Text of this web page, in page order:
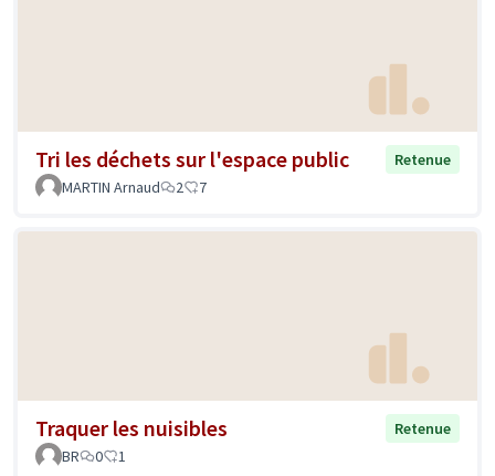
Tri les déchets sur l'espace public
Retenue
MARTIN Arnaud
2 7
Traquer les nuisibles
Retenue
BR
0 1